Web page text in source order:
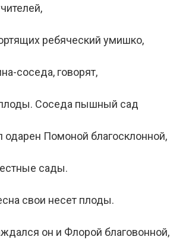
ребяческий умишко,
соседа, говорят,
Соседа пышный сад
Помоной благосклонной,
сады.
свои несет плоды.
он и Флорой благовонной,